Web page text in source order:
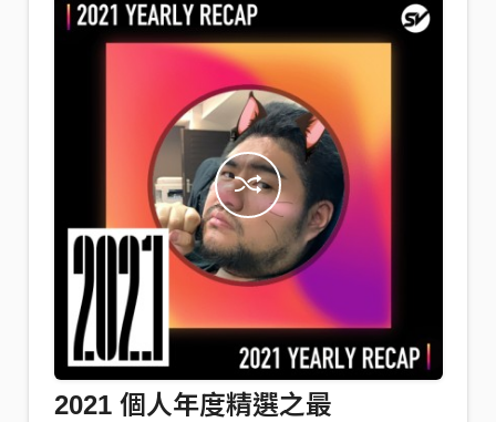
2021 個人年度精選之最